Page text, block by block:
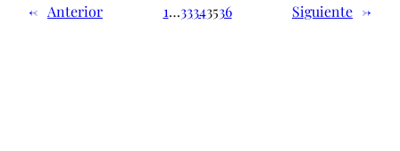
intensa, pecar a tu lado;quiero ver crecer el amor,…
← Anterior 1…33343536 Siguiente →